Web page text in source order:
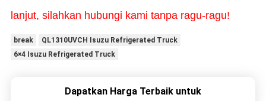
lanjut, silahkan hubungi kami tanpa ragu-ragu!
break
QL1310UVCH Isuzu Refrigerated Truck
6×4 Isuzu Refrigerated Truck
Dapatkan Harga Terbaik untuk